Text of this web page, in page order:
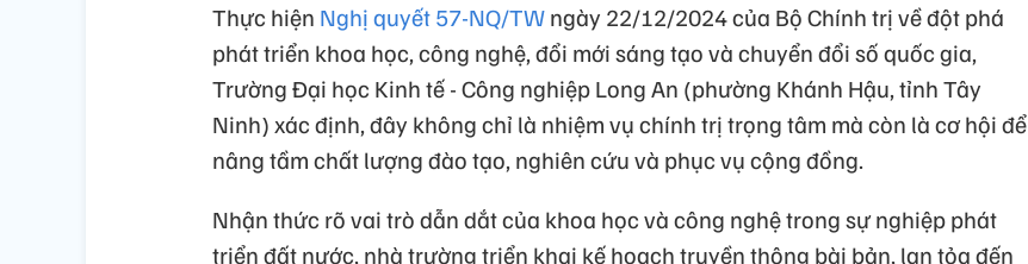
Thực hiện Nghị quyết 57-NQ/TWngày 22/12/2024 của Bộ Chính trị về đột phá
phát triển khoa học, công nghệ, đổi mới sáng tạo và chuyển đổi số quốc gia,
Trường Đại học Kinh tế - Công nghiệp Long An (phường Khánh Hậu, tỉnh Tây
Ninh) xác định, đây không chỉ là nhiệm vụ chính trị trọng tâm mà còn là cơ hội để
nâng tầm chất lượng đào tạo, nghiên cứu và phục vụ cộng đồng.
Nhận thức rõ vai trò dẫn dắt của khoa học và công nghệ trong sự nghiệp phát
triển đất nước, nhà trường triển khai kế hoạch truyền thông bài bản, lan tỏa đến